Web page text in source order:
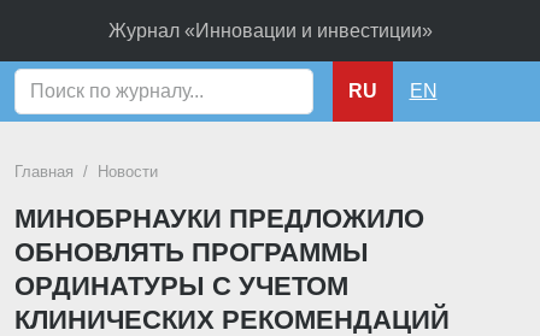
Журнал «Инновации и инвестиции»
RU EN
Главная Новости
МИНОБРНАУКИ ПРЕДЛОЖИЛО
ОБНОВЛЯТЬ ПРОГРАММЫ
ОРДИНАТУРЫ С УЧЕТОМ
КЛИНИЧЕСКИХ РЕКОМЕНДАЦИЙ